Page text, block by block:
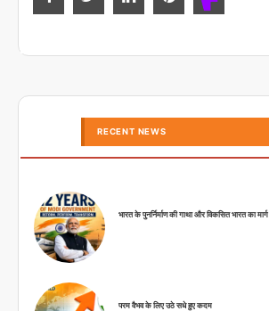
RECENT NEWS
भारत के पुनर्निर्माण की गाथा और विकसित भारत का मार्ग
परम वैभव के लिए उठे सधे हुए कदम